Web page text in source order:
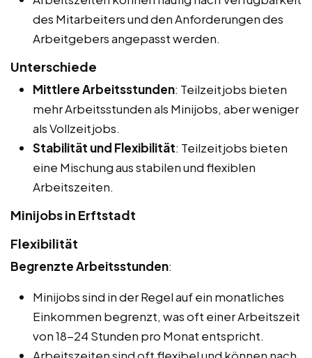
des Mitarbeiters und den Anforderungen des
Arbeitgebers angepasst werden.
Unterschiede
Mittlere Arbeitsstunden: Teilzeitjobs bieten
mehr Arbeitsstunden als Minijobs, aber weniger
als Vollzeitjobs.
Stabilität und Flexibilität: Teilzeitjobs bieten
eine Mischung aus stabilen und flexiblen
Arbeitszeiten.
Minijobs in Erftstadt
Flexibilität
Begrenzte Arbeitsstunden:
Minijobs sind in der Regel auf ein monatliches
Einkommen begrenzt, was oft einer Arbeitszeit
von 18-24 Stunden pro Monat entspricht.